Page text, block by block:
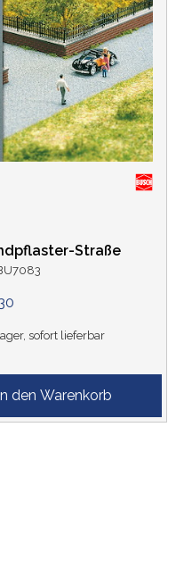
Straße
sofort lieferbar